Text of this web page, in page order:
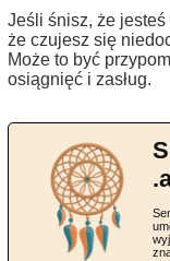
Jeśli śnisz, że jesteś
że czujesz się
Może to być
osiągnięć i zasług.